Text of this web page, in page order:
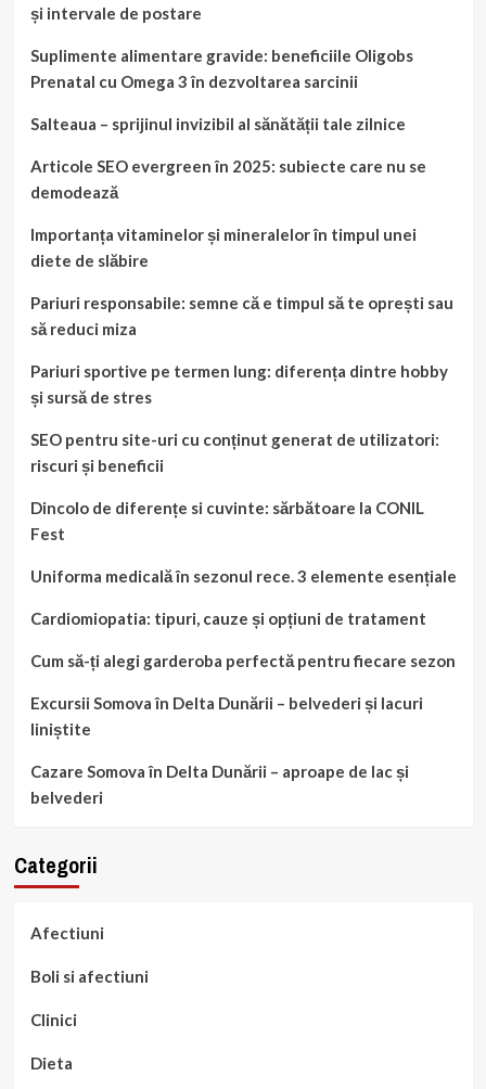
și intervale de postare
Suplimente alimentare gravide: beneficiile Oligobs
Prenatal cu Omega 3 în dezvoltarea sarcinii
Salteaua – sprijinul invizibil al sănătății tale zilnice
Articole SEO evergreen în 2025: subiecte care nu se
demodează
Importanța vitaminelor și mineralelor în timpul unei
diete de slăbire
Pariuri responsabile: semne că e timpul să te oprești sau
să reduci miza
Pariuri sportive pe termen lung: diferența dintre hobby
și sursă de stres
SEO pentru site-uri cu conținut generat de utilizatori:
riscuri și beneficii
Dincolo de diferențe si cuvinte: sărbătoare la CONIL
Fest
Uniforma medicală în sezonul rece. 3 elemente esențiale
Cardiomiopatia: tipuri, cauze și opțiuni de tratament
Cum să-ți alegi garderoba perfectă pentru fiecare sezon
Excursii Somova în Delta Dunării – belvederi și lacuri
liniștite
Cazare Somova în Delta Dunării – aproape de lac și
belvederi
Categorii
Afectiuni
Boli si afectiuni
Clinici
Dieta